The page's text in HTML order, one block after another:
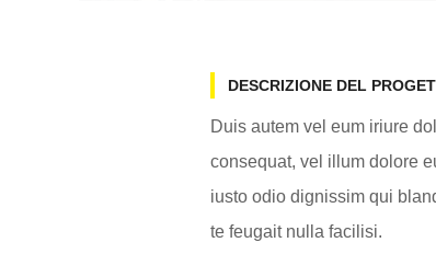
DESCRIZIONE DEL
Duis autem vel eum iriure
consequat, vel illum dolore
iusto odio dignissim qui
te feugait nulla facilisi.